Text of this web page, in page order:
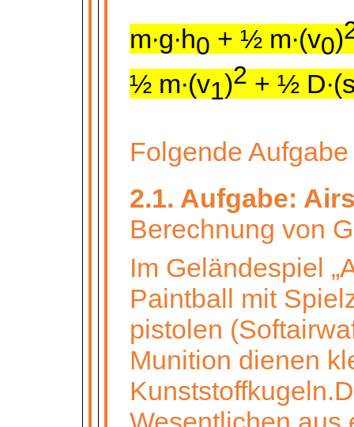
m∙g∙h0 + ½ m∙(v0)
½ m∙(v1)2 + ½
Folgende
2.1. Aufgabe:
Berechnung von
Im Geländespiel
Paintball mit
pistolen
Munition dienen